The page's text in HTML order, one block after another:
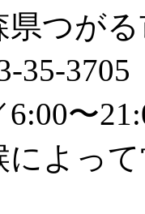
つがる
35-3705
〜
よっ